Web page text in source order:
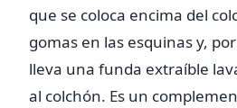
que se coloca encima del
gomas en las esquinas y,
lleva una funda extraíble
al colchón. Es un